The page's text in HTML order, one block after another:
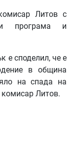
Литов с
програма и
е споделил, че е
в община
на спада на
Литов.